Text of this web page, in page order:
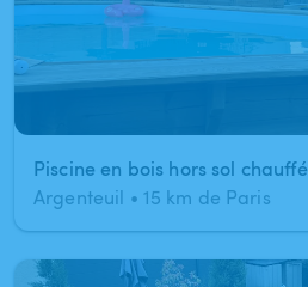
Piscine en bois hors sol chauffé
Argenteuil • 15 km de Paris